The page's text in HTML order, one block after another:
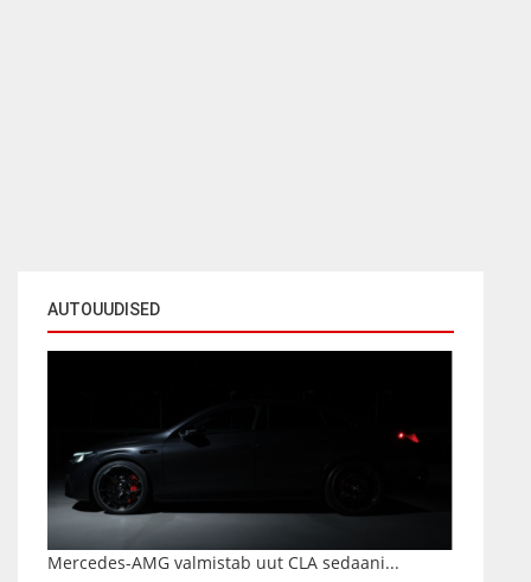
AUTOUUDISED
Mercedes-AMG valmistab uut CLA sedaani...